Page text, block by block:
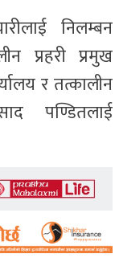
निलम्बन
प्रहरी प्रमुख
र तत्कालीन
पण्डितलाई